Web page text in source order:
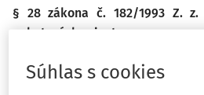
§ 28 zákona č. 182/1993 Z.
nebytových
priestorov
§ 421 ods. 1 písm. b) Civilného
Súhlas s cookies